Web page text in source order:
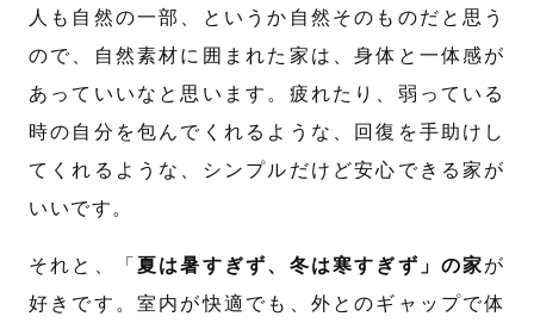
人も自然の一部、というか自然そのものだと思う
ので、自然素材に囲まれた家は、身体と一体感が
あっていいなと思います。疲れたり、弱っている
時の自分を包んでくれるような、回復を手助けし
てくれるような、シンプルだけど安心できる家が
いいです。
それと、「夏は暑すぎず、冬は寒すぎず」の家が
好きです。室内が快適でも、外とのギャップで体